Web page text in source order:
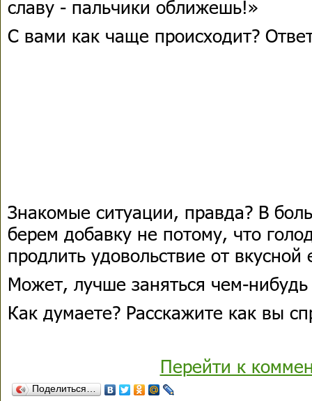
славу - пальчики оближешь!»
С вами как чаще происходит?
Знакомые ситуации, правда? В
берем добавку не потому, что
продлить удовольствие от
Может, лучше заняться чем-
Как думаете? Расскажите как вы
Перейти к
Поделиться…